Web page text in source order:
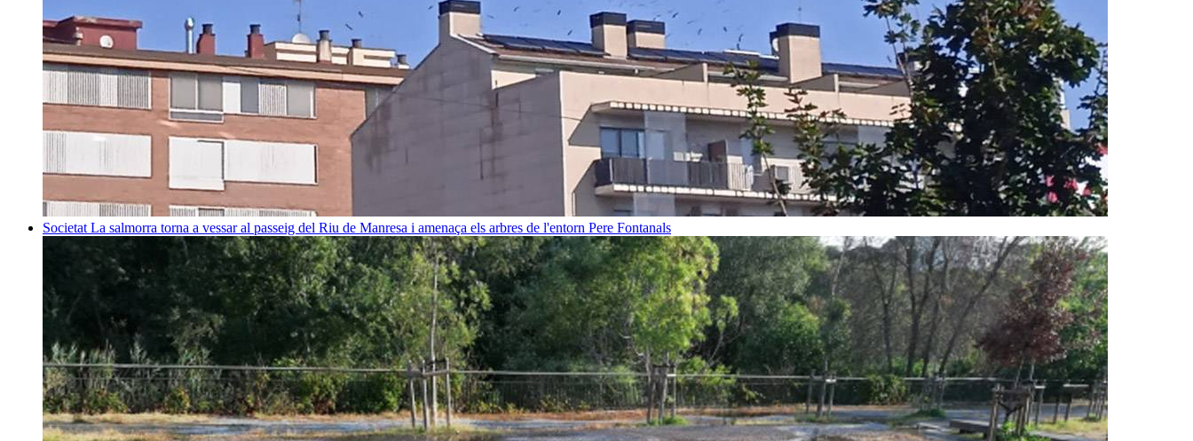
Societat La salmorra torna a vessar al passeig del Riu de Manresa i amenaça els arbres de l'entorn Pere Fontanals